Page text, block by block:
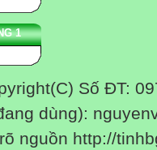
1
Số ĐT:
dùng):
nguồn http://